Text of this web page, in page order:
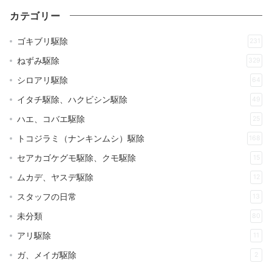
カテゴリー
ゴキブリ駆除 231
ねずみ駆除 329
シロアリ駆除 64
イタチ駆除、ハクビシン駆除 49
ハエ、コバエ駆除 25
トコジラミ（ナンキンムシ）駆除 168
セアカゴケグモ駆除、クモ駆除 15
ムカデ、ヤスデ駆除 12
スタッフの日常
未分類 80
アリ駆除
ガ、メイガ駆除 2